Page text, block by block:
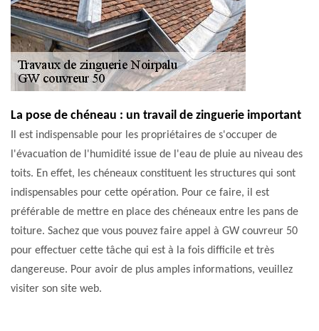
La pose de chéneau : un travail de zinguerie important
Il est indispensable pour les propriétaires de s'occuper de
l'évacuation de l'humidité issue de l'eau de pluie au niveau des
toits. En effet, les chéneaux constituent les structures qui sont
indispensables pour cette opération. Pour ce faire, il est
préférable de mettre en place des chéneaux entre les pans de
toiture. Sachez que vous pouvez faire appel à GW couvreur 50
pour effectuer cette tâche qui est à la fois difficile et très
dangereuse. Pour avoir de plus amples informations, veuillez
visiter son site web.